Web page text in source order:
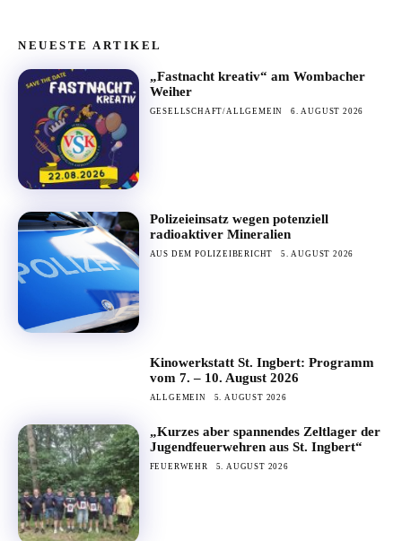
NEUESTE ARTIKEL
„Fastnacht kreativ“ am Wombacher
Weiher
GESELLSCHAFT/ALLGEMEIN 6. AUGUST 2026
Polizeieinsatz wegen potenziell
radioaktiver Mineralien
AUS DEM POLIZEIBERICHT 5. AUGUST 2026
Kinowerkstatt St. Ingbert: Programm
vom 7. – 10. August 2026
ALLGEMEIN 5. AUGUST 2026
„Kurzes aber spannendes Zeltlager der
Jugendfeuerwehren aus St. Ingbert“
FEUERWEHR 5. AUGUST 2026